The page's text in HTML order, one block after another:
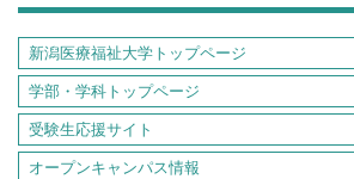
新潟医療福祉大学トップページ
学部・学科トップページ
受験生応援サイト
オープンキャンパス情報